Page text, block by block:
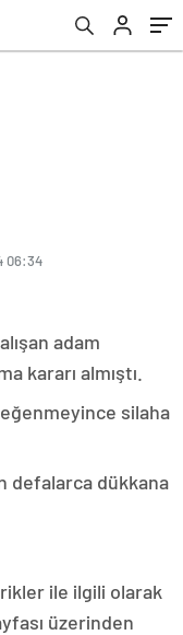
06:34
adam
kararı almıştı.
silaha
defalarca dükkana
ile ilgili olarak
üzerinden